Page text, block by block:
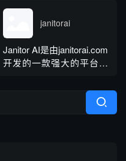
依托 NLP 与大模型技术，
搭载 GrammarlyGO 智能
写作助手，集实时校对、
AI 生成、抄袭检测、引文
排版、团队文风统一功能
janitorai
Janitor AI是由janitorai.com
开发的一款强大的平台，
性的NSFW虚构聊天机器
人角色。该平台由大型语
言模型驱动，包括OpenAI